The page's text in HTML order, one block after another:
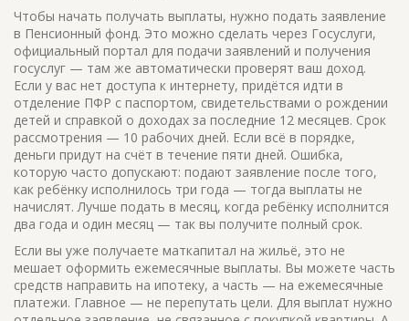
Чтобы начать получать выплаты, нужно подать заявление
в Пенсионный фонд. Это можно сделать через Госуслуги,
официальный портал для подачи заявлений и получения
госуслуг — там же автоматически проверят ваш доход.
Если у вас нет доступа к интернету, придётся идти в
отделение ПФР с паспортом, свидетельствами о рождении
детей и справкой о доходах за последние 12 месяцев. Срок
рассмотрения — 10 рабочих дней. Если всё в порядке,
деньги придут на счёт в течение пяти дней. Ошибка,
которую часто допускают: подают заявление после того,
как ребёнку исполнилось три года — тогда выплаты не
начислят. Лучше подать в месяц, когда ребёнку исполнится
два года и один месяц — так вы получите полный срок.
Если вы уже получаете маткапитал на жильё, это не
мешает оформить ежемесячные выплаты. Вы можете часть
средств направить на ипотеку, а часть — на ежемесячные
платежи. Главное — не перепутать цели. Для выплат нужно